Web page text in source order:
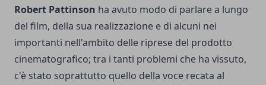
Robert Pattinson ha avuto modo di parlare a lungo
del film, della sua realizzazione e di alcuni nei
importanti nell'ambito delle riprese del prodotto
cinematografico; tra i tanti problemi che ha vissuto,
c'è stato soprattutto quello della voce recata al